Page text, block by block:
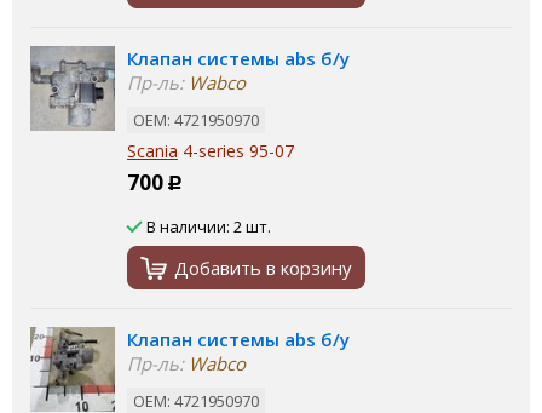
Клапан системы abs б/у
Пр-ль:Wabco
ОЕМ: 4721950970
Scania 4-series 95-07
700 Р
В наличии: 2 шт.
Добавить в корзину
Клапан системы abs б/у
Пр-ль:Wabco
ОЕМ: 4721950970